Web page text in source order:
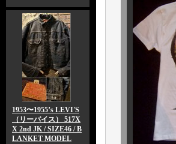
1953〜1955’s LEVI'S
（リーバイス） 517X
X 2nd JK / SIZE46 / B
LANKET MODEL